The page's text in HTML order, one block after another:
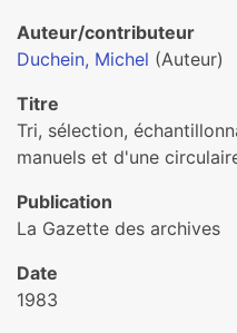
Auteur/contributeur
Duchein, Michel (Auteur)
Titre
Tri, sélection,
manuels et d'une
Publication
La Gazette des archives
Date
1983